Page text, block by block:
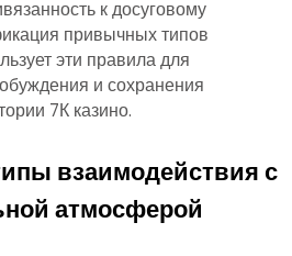
к досуговому
привычных типов
эти правила для
и сохранения
7К казино.
взаимодействия с
атмосферой